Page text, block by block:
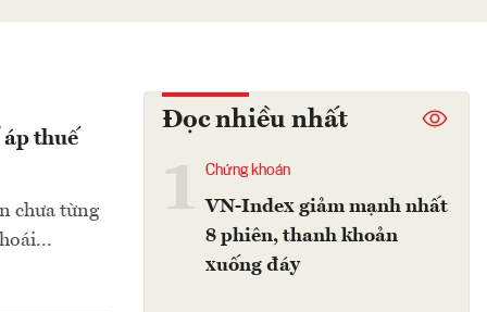
thuế
chưa từng
Đọc nhiều nhất
Chứng khoán
VN-Index giảm mạnh nhất
8 phiên, thanh khoản
xuống đáy